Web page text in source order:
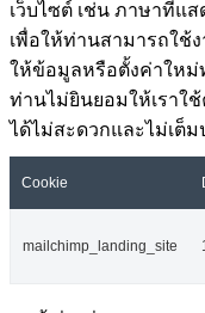
เว็บไซต์ เช่น ภาษาที่แ
เพื่อให้ท่านสามารถใช้
ให้ข้อมูลหรือตั้งค่าใหม่
ท่านไม่ยินยอมให้เราใ
ได้ไม่สะดวกและไม่เต็
Cookie
mailchimp_landing_site